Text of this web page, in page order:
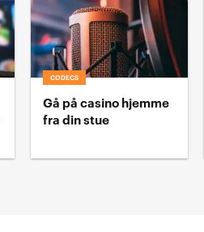
CODECS
Gå på casino hjemme
fra din stue